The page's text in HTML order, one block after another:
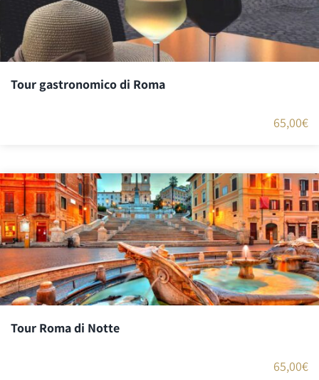
Tour gastronomico di Roma
65,00€
Tour Roma di Notte
65,00€